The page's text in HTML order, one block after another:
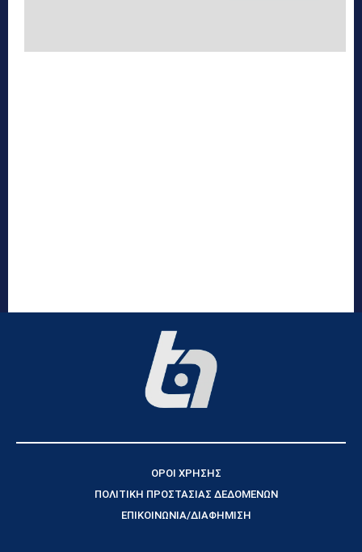
ΟΡΟΙ ΧΡΗΣΗΣ
ΠΟΛΙΤΙΚΗ ΠΡΟΣΤΑΣΙΑΣ ΔΕΔΟΜΕΝΩΝ
ΕΠΙΚΟΙΝΩΝΙΑ/ΔΙΑΦΗΜΙΣΗ